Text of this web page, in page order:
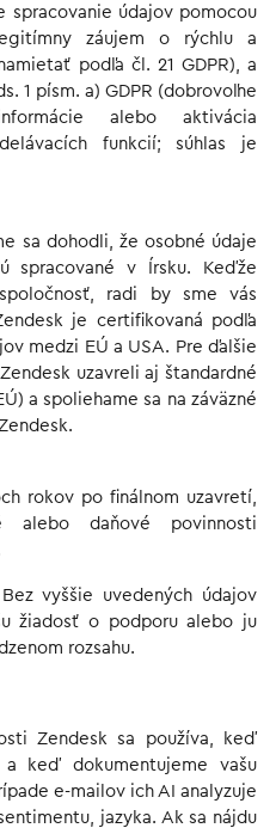
spracovanie údajov pomocou
záujem o rýchlu a
podľa čl. 21 GDPR), a
1 písm. a) GDPR (dobrovoľne
alebo aktivácia
funkcií; súhlas je
sa dohodli, že osobné údaje
spracované v Írsku. Keďže
radi by sme vás
je certifikovaná podľa
medzi EÚ a USA. Pre ďalšie
uzavreli aj štandardné
a spoliehame sa na záväzné
rokov po finálnom uzavretí,
alebo daňové povinnosti
vyššie uvedených údajov
žiadosť o podporu alebo ju
rozsahu.
Zendesk sa používa, keď
keď dokumentujeme vašu
e-mailov ich AI analyzuje
jazyka. Ak sa nájdu